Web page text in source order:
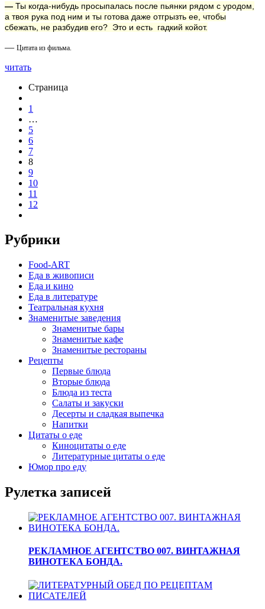
— Ты когда-нибудь просыпалась после пьянки рядом с уродом,
а твоя рука под ним и ты готова даже отгрызть ее, чтобы
сбежать, не разбудив его? Это и есть гадкий койот.
— Цитата из фильма.
читать
Страница
1
…
5
6
7
8
9
10
11
12
Рубрики
Food-ART
Еда в живописи
Еда и кино
Еда в литературе
Театральная кухня
Знаменитые заведения
Знаменитые бары
Знаменитые кафе
Знаменитые рестораны
Рецепты
Первые блюда
Вторые блюда
Блюда из теста
Салаты и закуски
Десерты и сладкая выпечка
Напитки
Цитаты о еде
Киноцитаты о еде
Литературные цитаты o еде
Юмор про еду
Рулетка записей
РЕКЛАМНОЕ АГЕНТСТВО 007. ВИНТАЖНАЯ
ВИНОТЕКА БОНДА.